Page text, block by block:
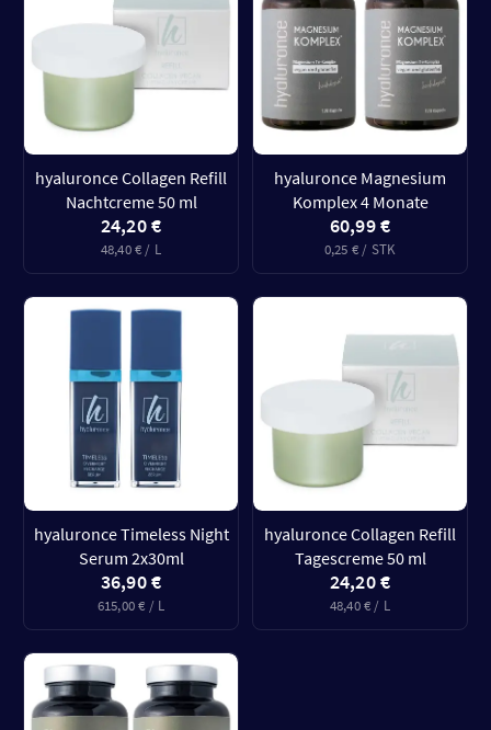
hyaluronce Collagen Refill
Nachtcreme 50 ml
24,20 €
48,40 € / L
hyaluronce Magnesium
Komplex 4 Monate
60,99 €
0,25 € / STK
hyaluronce Timeless Night
Serum 2x30ml
36,90 €
615,00 € / L
hyaluronce Collagen Refill
Tagescreme 50 ml
24,20 €
48,40 € / L